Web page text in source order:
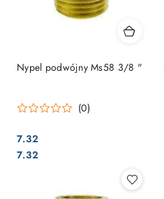
Nypel podwójny Ms58 ​​3/8 "
(0)
Cena:
7.32
Cena:
7.32